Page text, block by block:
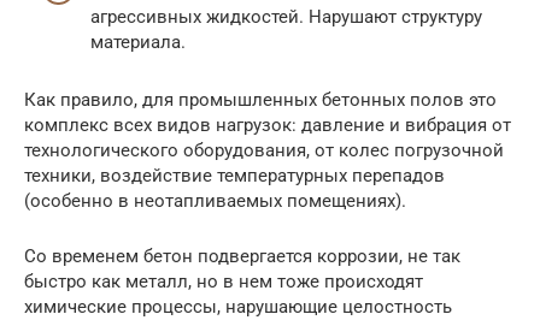
агрессивных жидкостей. Нарушают структуру
материала.
Как правило, для промышленных бетонных полов это
комплекс всех видов нагрузок: давление и вибрация от
технологического оборудования, от колес погрузочной
техники, воздействие температурных перепадов
(особенно в неотапливаемых помещениях).
Со временем бетон подвергается коррозии, не так
быстро как металл, но в нем тоже происходят
химические процессы, нарушающие целостность